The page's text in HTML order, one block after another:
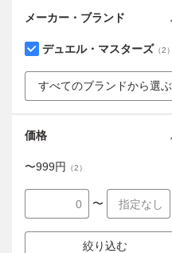
メーカー・ブランド
デュエル・マスターズ （2）
すべてのブランドから選ぶ
価格
〜999円 （2）
〜
絞り込む